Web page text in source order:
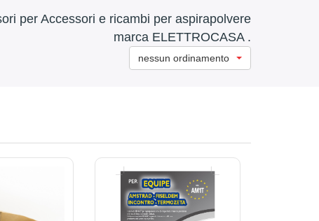
per Accessori e ricambi per aspirapolvere
marca ELETTROCASA .
nessun ordinamento